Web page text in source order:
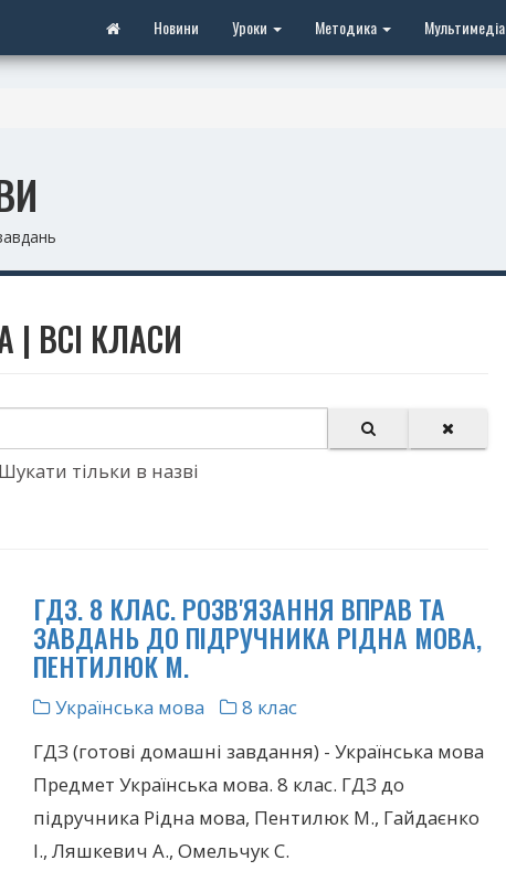
Новини Уроки Методика Мультимедіа
| ВСІ КЛАСИ
тільки в назві
ГДЗ. 8 КЛАС. РОЗВ'ЯЗАННЯ ВПРАВ ТА
ЗАВДАНЬ ДО ПІДРУЧНИКА РІДНА МОВА,
ПЕНТИЛЮК М.
Українська мова
8 клас
ГДЗ (готові домашні завдання) - Українська мова
Предмет Українська мова. 8 клас. ГДЗ до
підручника Рідна мова, Пентилюк М., Гайдаєнко
І., Ляшкевич А., Омельчук С.